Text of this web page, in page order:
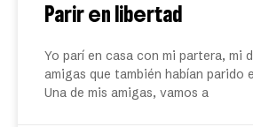
Parir en libertad
Yo parí en casa con mi partera, mi
amigas que también habían parido
Una de mis amigas, vamos a